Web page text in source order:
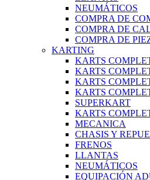
NEUMÁTICOS
COMPRA DE
COMPRA DE
COMPRA DE
KARTING
KARTS
KARTS
KARTS
KARTS
SUPERKART
KARTS
MECANICA
CHASIS Y
FRENOS
LLANTAS
NEUMÁTICOS
EQUIPACIÓN